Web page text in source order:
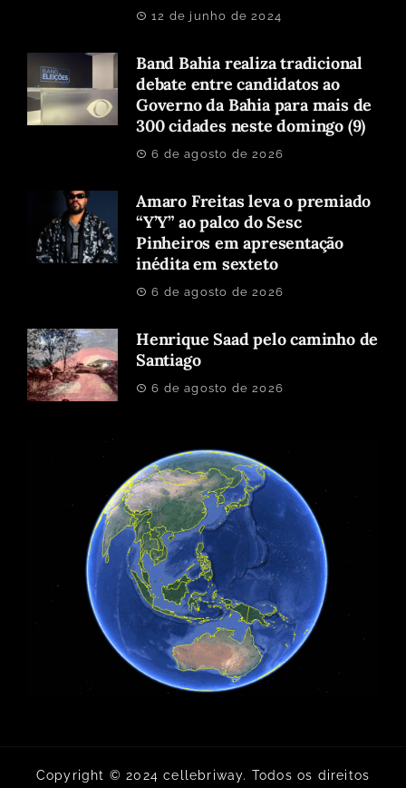
12 de junho de 2024
Band Bahia realiza tradicional
debate entre candidatos ao
Governo da Bahia para mais de
300 cidades neste domingo (9)
6 de agosto de 2026
Amaro Freitas leva o premiado
“Y’Y” ao palco do Sesc
Pinheiros em apresentação
inédita em sexteto
6 de agosto de 2026
Henrique Saad pelo caminho de
Santiago
6 de agosto de 2026
Copyright © 2024 cellebriway. Todos os direitos